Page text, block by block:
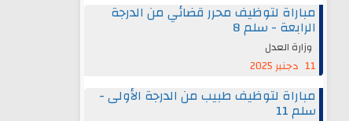
مباراة لتوظيف محرر قضائي من الدرجة
الرابعة - سلم 8
وزارة العدل
11 دجنبر 2025
مباراة لتوظيف طبيب من الدرجة الأولى -
سلم 11